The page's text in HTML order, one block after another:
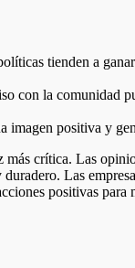
tienden a
con la comunidad
positiva y
más crítica. Las
Las
positivas para